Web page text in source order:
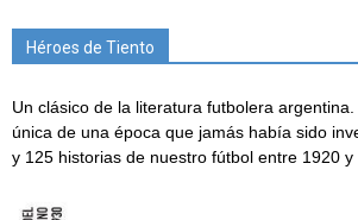
Héroes de Tiento
Un clásico de la literatura futbolera
única de una época que jamás había sido
y 125 historias de nuestro fútbol entre 1920 y